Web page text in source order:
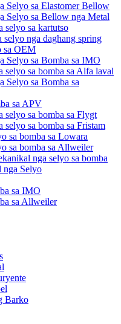
Selyo sa Elastomer Bellow
Selyo sa Bellow nga Metal
selyo sa kartutso
selyo nga daghang spring
sa OEM
Selyo sa Bomba sa IMO
selyo sa bomba sa Alfa laval
Selyo sa Bomba sa
sa APV
selyo sa bomba sa Flygt
selyo sa bomba sa Fristam
sa bomba sa Lowara
sa bomba sa Allweiler
nga selyo sa bomba
nga Selyo
sa IMO
sa Allweiler
Barko